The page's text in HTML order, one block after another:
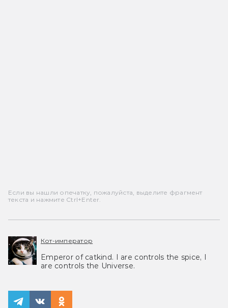
Если вы нашли опечатку, пожалуйста, выделите фрагмент
текста и нажмите Ctrl+Enter.
Кот-император
Emperor of catkind. I are controls the spice, I
are controls the Universe.